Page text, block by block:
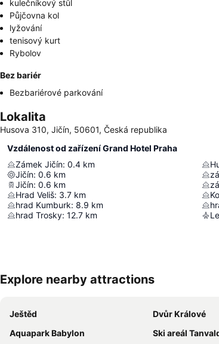
kulečníkový stůl
Půjčovna kol
lyžování
tenisový kurt
Rybolov
Bez bariér
Bezbariérové parkování
Lokalita
Husova 310, Jičín, 50601, Česká republika
Vzdálenost od zařízení Grand Hotel Praha
Zámek Jičín: 0.4 km
Jičín: 0.6 km
Jičín: 0.6 km
Hrad Veliš: 3.7 km
hrad Kumburk: 8.9 km
hrad Trosky: 12.7 km
Explore nearby attractions
Ještěd Dvůr Králové
Aquapark Babylon
Ski areál